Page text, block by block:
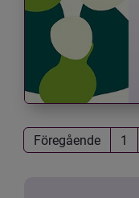
Föregående 1